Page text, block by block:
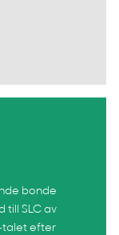
bonde
till SLC av
talet efter